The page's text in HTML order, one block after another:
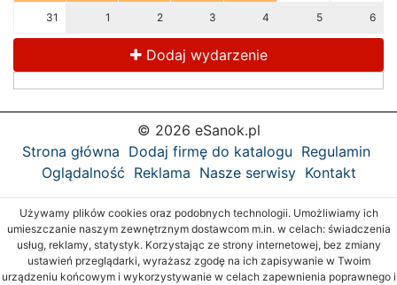
31 1 2 3 4 5 6
Dodaj wydarzenie
© 2026 eSanok.pl
Strona główna Dodaj firmę do katalogu Regulamin
Oglądalność Reklama Nasze serwisy Kontakt
Używamy plików cookies oraz podobnych technologii. Umożliwiamy ich
umieszczanie naszym zewnętrznym dostawcom m.in. w celach: świadczenia
usług, reklamy, statystyk. Korzystając ze strony internetowej, bez zmiany
ustawień przeglądarki, wyrażasz zgodę na ich zapisywanie w Twoim
urządzeniu końcowym i wykorzystywanie w celach zapewnienia poprawnego i